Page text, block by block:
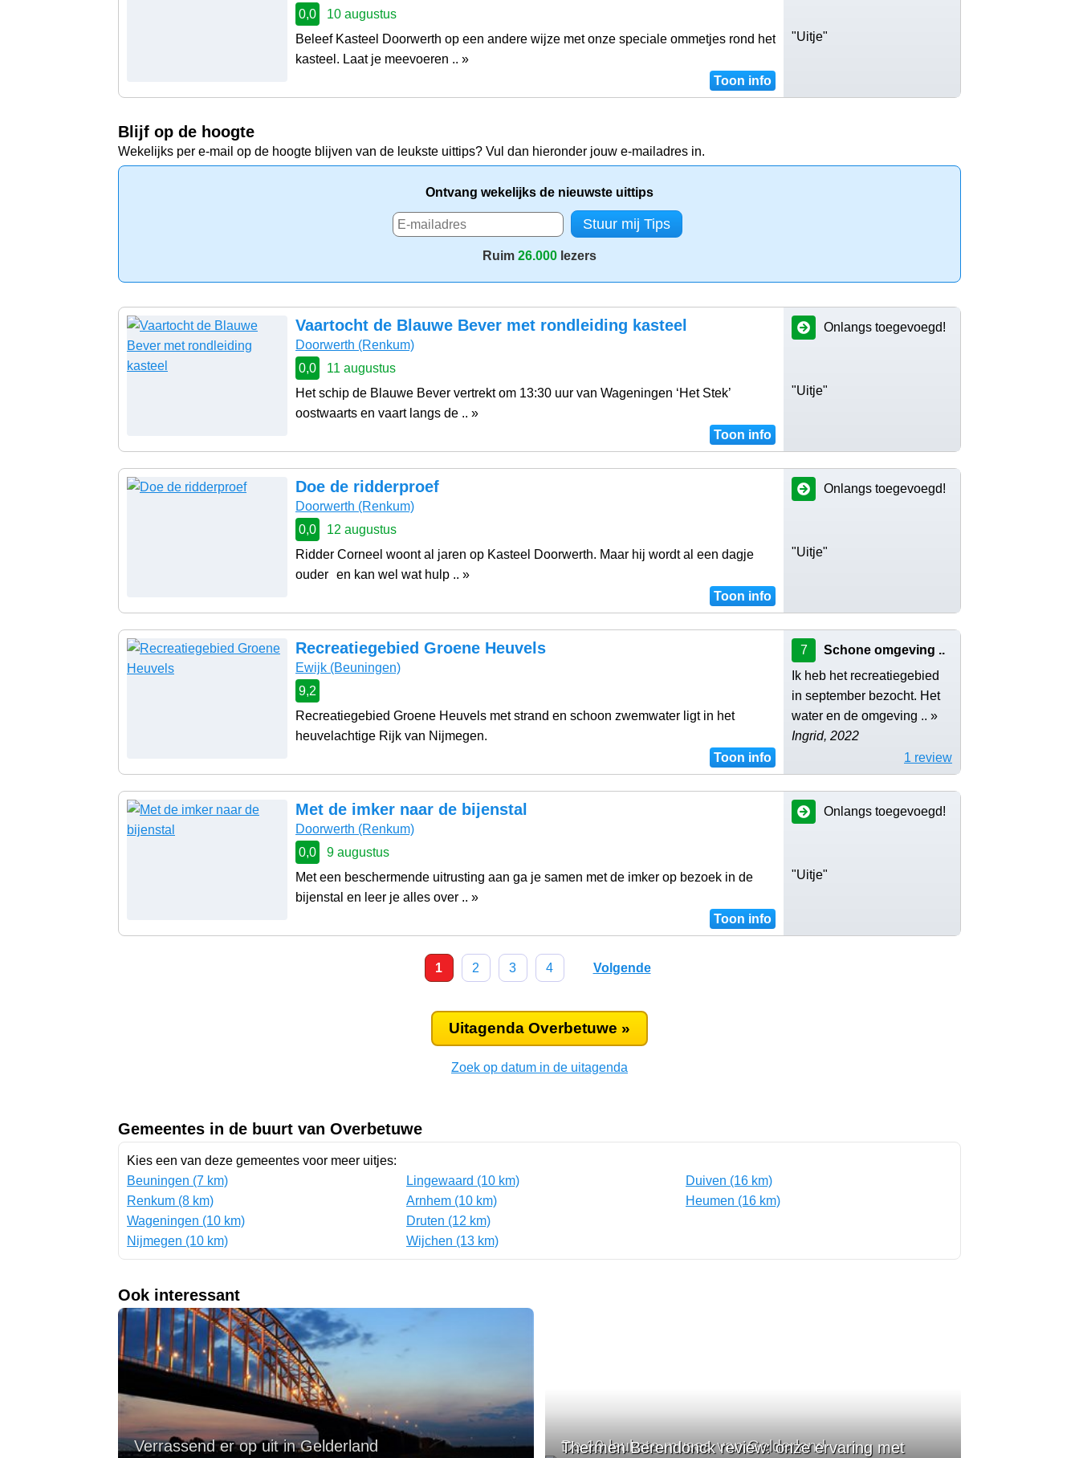
0,0
10 augustus
Beleef Kasteel Doorwerth op een andere wijze met onze speciale ommetjes rond het
kasteel. Laat je meevoeren .. »
Toon info
"Uitje"
Blijf op de hoogte
Wekelijks per e-mail op de hoogte blijven van de leukste uittips? Vul dan hieronder jouw e-mailadres in.
Ontvang wekelijks de nieuwste uittips
Ruim 26.000 lezers
Vaartocht de Blauwe Bever met rondleiding kasteel
Doorwerth (Renkum)
0,0
11 augustus
Het schip de Blauwe Bever vertrekt om 13:30 uur van Wageningen ‘Het Stek’
oostwaarts en vaart langs de .. »
Toon info
Onlangs toegevoegd!
"Uitje"
Doe de ridderproef
Doorwerth (Renkum)
0,0
12 augustus
Ridder Corneel woont al jaren op Kasteel Doorwerth. Maar hij wordt al een dagje
ouder en kan wel wat hulp .. »
Toon info
Onlangs toegevoegd!
"Uitje"
Recreatiegebied Groene Heuvels
Ewijk (Beuningen)
9,2
Recreatiegebied Groene Heuvels met strand en schoon zwemwater ligt in het
heuvelachtige Rijk van Nijmegen.
Toon info
7
Schone omgeving ..
Ik heb het recreatiegebied
in september bezocht. Het
water en de omgeving .. »
Ingrid, 2022
1 review
Met de imker naar de bijenstal
Doorwerth (Renkum)
0,0
9 augustus
Met een beschermende uitrusting aan ga je samen met de imker op bezoek in de
bijenstal en leer je alles over .. »
Toon info
Onlangs toegevoegd!
"Uitje"
1 2 3 4 Volgende
Uitagenda Overbetuwe »
Zoek op datum in de uitagenda
Gemeentes in de buurt van Overbetuwe
Kies een van deze gemeentes voor meer uitjes:
Beuningen (7 km)
Renkum (8 km)
Wageningen (10 km)
Nijmegen (10 km)
Lingewaard (10 km)
Arnhem (10 km)
Druten (12 km)
Wijchen (13 km)
Duiven (16 km)
Heumen (16 km)
Ook interessant
Verrassend er op uit in Gelderland De 10 leukste musea van Gelderland
Thermen Berendonck review: onze ervaring met